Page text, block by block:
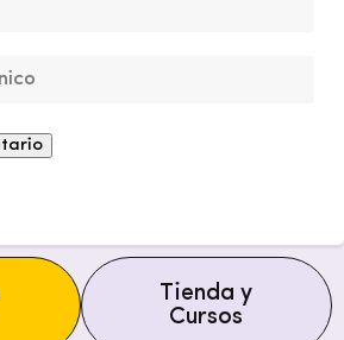
Tienda y
Cursos